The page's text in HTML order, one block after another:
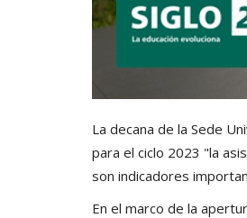
La decana de la Sede
para el ciclo 2023 "la
son indicadores
En el marco de la